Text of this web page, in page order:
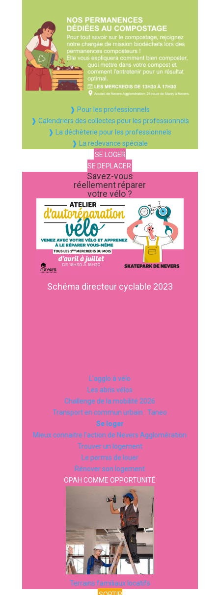
❱ Pour les professionnels
❱ Calendriers des collectes pour les professionnels
❱ La déchèterie pour les professionnels
❱ La redevance spéciale
SE LOGER
SE DEPLACER
Savez-vous
réellement réparer
votre vélo ?
Schéma directeur cyclable 2023
L’agglo à vélo
Les abris vélos
Challenge de la mobilité 2026
Transport en commun urbain : Taneo
Se loger
Mieux connaitre l’action de Nevers Agglomération
Trouver un logement
Le permis de louer
Rénover son logement
OPAH COMME OPPORTUNITÉ
Terrains familiaux locatifs